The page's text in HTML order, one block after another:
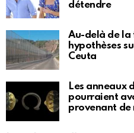
détendre
Au-delà de
hypothèses
Ceuta
Les anneaux
pourraient
provenant de